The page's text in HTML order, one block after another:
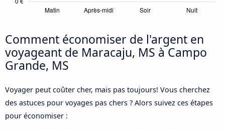
Comment économiser de l'argent en
voyageant de Maracaju, MS à Campo
Grande, MS
Voyager peut coûter cher, mais pas toujours! Vous cherchez
des astuces pour voyages pas chers ? Alors suivez ces étapes
pour économiser :